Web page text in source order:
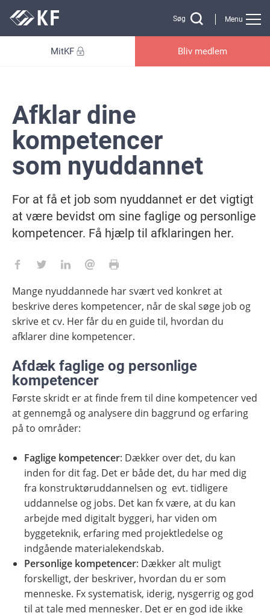
Menu
Søg
MitKF Bliv medlem
Afklar dine
kompetencer
som nyuddannet
For at få et job som nyuddannet er det vigtigt
at være bevidst om sine faglige og personlige
kompetencer. Få hjælp til afklaringen her.
Mange nyuddannede har svært ved konkret at
beskrive deres kompetencer, når de skal søge job og
skrive et cv. Her får du en guide til, hvordan du
afklarer dine kompetencer.
Afdæk faglige og personlige
kompetencer
Første skridt er at finde frem til dine kompetencer ved
at gennemgå og analysere din baggrund og erfaring
på to områder:
Faglige kompetencer: Dækker over det, du kan
inden for dit fag. Det er både det, du har med dig
fra konstruktøruddannelsen og evt. tidligere
uddannelse og jobs. Det kan fx være, at du kan
arbejde med digitalt byggeri, har viden om
byggeteknik, erfaring med projektledelse og
indgående materialekendskab.
Personlige kompetencer: Dækker alt muligt
forskelligt, der beskriver, hvordan du er som
menneske. Fx systematisk, iderig, nysgerrig og god
til at tale med mennesker. Det er en god ide ikke